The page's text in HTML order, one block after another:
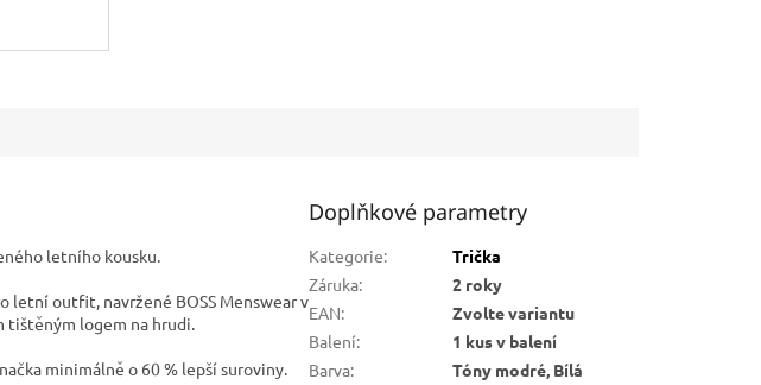
letního kousku.
letní outfit, navržené BOSS Menswear v
logem na hrudi.
minimálně o 60 % lepší suroviny.
Doplňkové parametry
Kategorie:
Trička
Záruka:
2 roky
EAN:
Zvolte variantu
Balení:
1 kus v balení
Barva:
Tóny modré, Bílá